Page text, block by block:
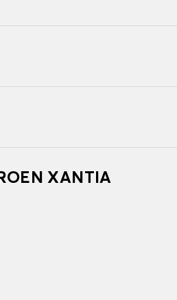
XANTIA